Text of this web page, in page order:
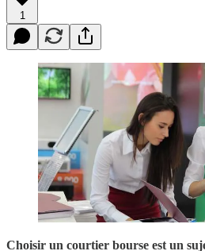
1
Choisir un courtier bourse est un